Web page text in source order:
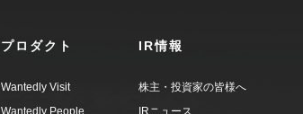
プロダクト
Wantedly Visit
Wantedly People
IR情報
株主・投資家の皆様へ
IRニュース